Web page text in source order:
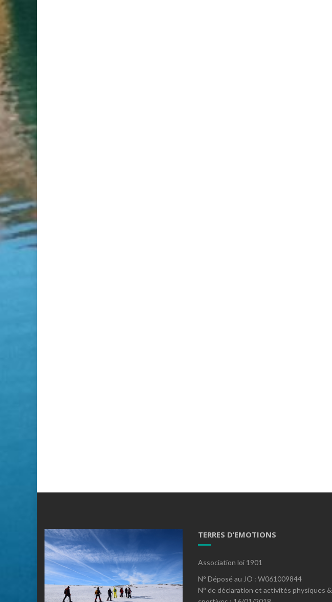
TERRES D’EMOTIONS
Association loi 1901
N° Déposé au JO : W061009844
N° de déclaration et activités physiques &